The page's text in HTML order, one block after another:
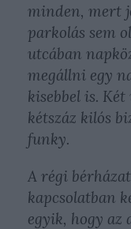
minden, mert
parkolás sem
utcában
megállni egy
kisebbel is.
kétszáz kilós
funky.
A régi
kapcsolatban
egyik, hogy az